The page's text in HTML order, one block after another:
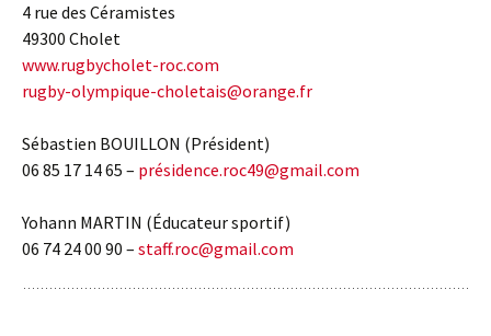
4 rue des Céramistes
49300 Cholet
www.rugbycholet-roc.com
rugby-olympique-choletais@orange.fr
Sébastien BOUILLON (Président)
06 85 17 14 65 – présidence.roc49@gmail.com
Yohann MARTIN (Éducateur sportif)
06 74 24 00 90 – staff.roc@gmail.com